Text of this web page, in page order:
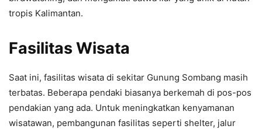
tropis Kalimantan.
Fasilitas Wisata
Saat ini, fasilitas wisata di sekitar Gunung Sombang masih
terbatas. Beberapa pendaki biasanya berkemah di pos-pos
pendakian yang ada. Untuk meningkatkan kenyamanan
wisatawan, pembangunan fasilitas seperti shelter, jalur